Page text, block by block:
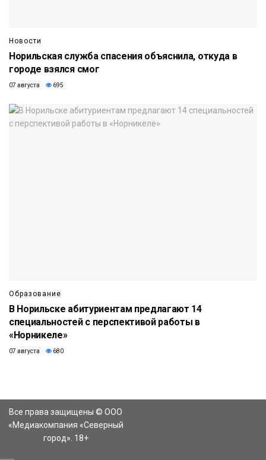
Новости
Норильская служба спасения объяснила, откуда в
городе взялся смог
07 августа 695
Образование
В Норильске абитуриентам предлагают 14
специальностей с перспективой работы в
«Норникеле»
07 августа 680
Все права защищены © ООО
«Медиакомпания «Северный
город». 18+